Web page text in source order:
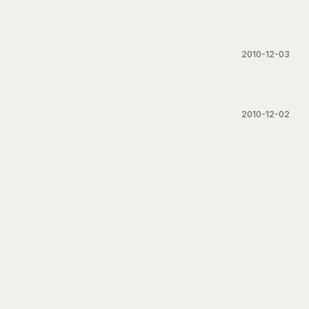
2010-12-03
2010-12-02